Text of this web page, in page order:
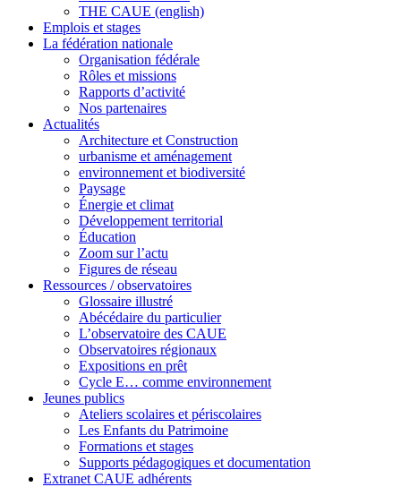
THE CAUE (english)
Emplois et stages
La fédération nationale
Organisation fédérale
Rôles et missions
Rapports d’activité
Nos partenaires
Actualités
Architecture et Construction
urbanisme et aménagement
environnement et biodiversité
Paysage
Énergie et climat
Développement territorial
Éducation
Zoom sur l’actu
Figures de réseau
Ressources / observatoires
Glossaire illustré
Abécédaire du particulier
L’observatoire des CAUE
Observatoires régionaux
Expositions en prêt
Cycle E… comme environnement
Jeunes publics
Ateliers scolaires et périscolaires
Les Enfants du Patrimoine
Formations et stages
Supports pédagogiques et documentation
Extranet CAUE adhérents